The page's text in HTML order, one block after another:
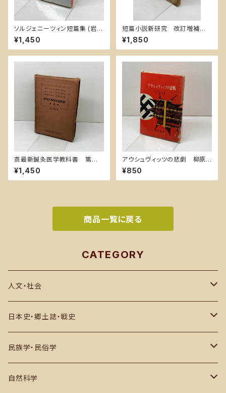
ソルジェニーツィン短篇集 (岩波
文庫 赤 635-2) 岩波書店 ソル
ジェニーツィン
¥1,450
短篇小説新研究 改訂増補
宮島新三郎 、東京出版社 、昭12
普及版 257頁
¥1,850
斎最新鍼灸医学教科書 第一
巻 山崎良斎著 明治鍼灸学
校出版部発行 昭和九年改訂
第三版
¥1,450
アウシュヴィッツの悲劇 柳原
書店 K・スモーレン 昭和44
¥850
商品一覧に戻る
CATEGORY
人文・社会
思想・哲学・宗教
社会科学・世界史
その他
日本史・郷土誌・戦史
郷土誌
古代史・民族
民族学・民俗学
日本国内
自然科学